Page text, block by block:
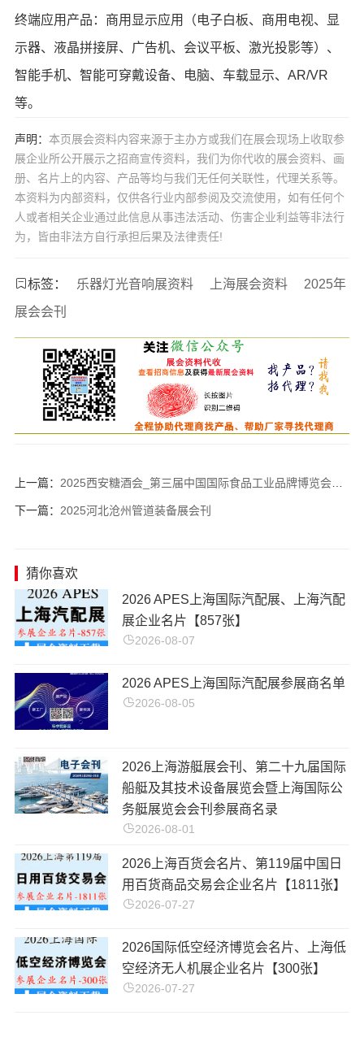
终端应用产品：商用显示应用（电子白板、商用电视、显
示器、液晶拼接屏、广告机、会议平板、激光投影等）、
智能手机、智能可穿戴设备、电脑、车载显示、AR/VR
等。
声明： 本页展会资料内容来源于主办方或我们在展会现场上收取参
展企业所公开展示之招商宣传资料，我们为你代收的展会资料、画
册、名片上的内容、产品等均与我们无任何关联性，代理关系等。
本资料为内部资料，仅供各行业内部参阅及交流使用，如有任何个
人或者相关企业通过此信息从事违法活动、伤害企业利益等非法行
为，皆由非法方自行承担后果及法律责任!
标签： 乐器灯光音响展资料 上海展会资料
2025年
展会会刊
上一篇： 2025西安糖酒会_第三届中国国际食品工业品牌博览会暨第十七届西安国际糖酒食品博览会会刊
下一篇： 2025河北沧州管道装备展会刊
猜你喜欢
2026 APES上海国际汽配展、上海汽配
展企业名片【857张】
2026-08-07
2026 APES上海国际汽配展参展商名单
2026-08-05
2026上海游艇展会刊、第二十九届国际
船艇及其技术设备展览会暨上海国际公
务艇展览会会刊参展商名录
2026-08-01
2026上海百货会名片、第119届中国日
用百货商品交易会企业名片【1811张】
2026-07-27
2026国际低空经济博览会名片、上海低
空经济无人机展企业名片【300张】
2026-07-27